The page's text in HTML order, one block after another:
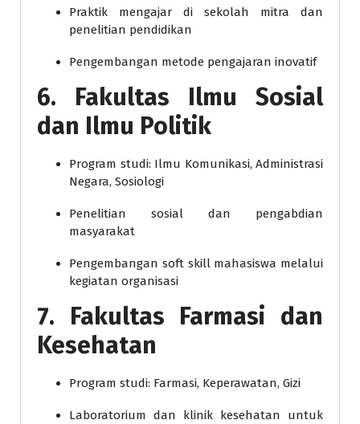
Praktik mengajar di sekolah mitra dan
penelitian pendidikan
Pengembangan metode pengajaran inovatif
6. Fakultas Ilmu Sosial
dan Ilmu Politik
Program studi: Ilmu Komunikasi, Administrasi
Negara, Sosiologi
Penelitian sosial dan pengabdian
masyarakat
Pengembangan soft skill mahasiswa melalui
kegiatan organisasi
7. Fakultas Farmasi dan
Kesehatan
Program studi: Farmasi, Keperawatan, Gizi
Laboratorium dan klinik kesehatan untuk